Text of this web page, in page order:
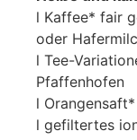
l Kaffee* fair
oder
l Tee-
Pfaffenhofen
l Orangensaft*
l gefiltertes